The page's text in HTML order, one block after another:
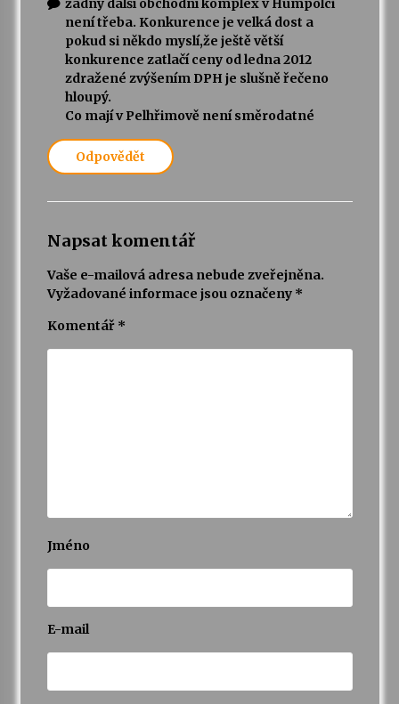
žádný další obchodní komplex v Humpolci
není třeba. Konkurence je velká dost a
pokud si někdo myslí,že ještě větší
konkurence zatlačí ceny od ledna 2012
zdražené zvýšením DPH je slušně řečeno
hloupý.
Co mají v Pelhřimově není směrodatné
Odpovědět
Napsat komentář
Vaše e-mailová adresa nebude zveřejněna.
Vyžadované informace jsou označeny *
Komentář *
Jméno
E-mail